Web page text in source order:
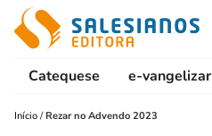
Catequese e-vangelizar
Início /Rezar no Advendo 2023